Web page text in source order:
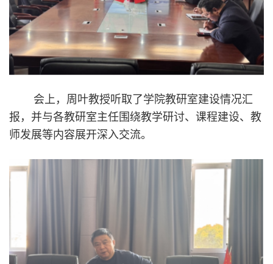
会上，周叶教授听取了学院教研室建设情况汇
报，并与各教研室主任围绕教学研讨、课程建设、教
师发展等内容展开深入交流。